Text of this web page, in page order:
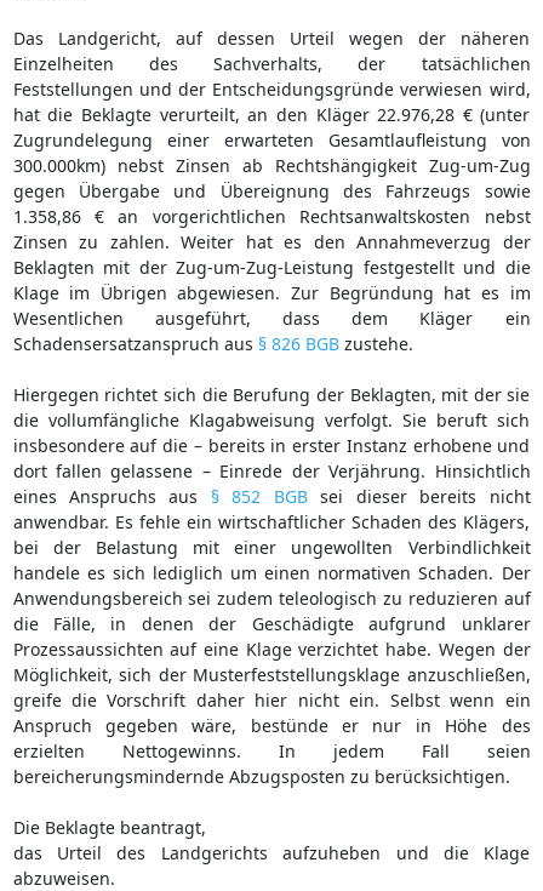
Das Landgericht, auf dessen Urteil wegen der näheren
Einzelheiten des Sachverhalts, der tatsächlichen
Feststellungen und der Entscheidungsgründe verwiesen wird,
hat die Beklagte verurteilt, an den Kläger 22.976,28 € (unter
Zugrundelegung einer erwarteten Gesamtlaufleistung von
300.000km) nebst Zinsen ab Rechtshängigkeit Zug-um-Zug
gegen Übergabe und Übereignung des Fahrzeugs sowie
1.358,86 € an vorgerichtlichen Rechtsanwaltskosten nebst
Zinsen zu zahlen. Weiter hat es den Annahmeverzug der
Beklagten mit der Zug-um-Zug-Leistung festgestellt und die
Klage im Übrigen abgewiesen. Zur Begründung hat es im
Wesentlichen ausgeführt, dass dem Kläger ein
Schadensersatzanspruch aus § 826 BGBzustehe.
Hiergegen richtet sich die Berufung der Beklagten, mit der sie
die vollumfängliche Klagabweisung verfolgt. Sie beruft sich
insbesondere auf die – bereits in erster Instanz erhobene und
dort fallen gelassene – Einrede der Verjährung. Hinsichtlich
eines Anspruchs aus § 852 BGBsei dieser bereits nicht
anwendbar. Es fehle ein wirtschaftlicher Schaden des Klägers,
bei der Belastung mit einer ungewollten Verbindlichkeit
handele es sich lediglich um einen normativen Schaden. Der
Anwendungsbereich sei zudem teleologisch zu reduzieren auf
die Fälle, in denen der Geschädigte aufgrund unklarer
Prozessaussichten auf eine Klage verzichtet habe. Wegen der
Möglichkeit, sich der Musterfeststellungsklage anzuschließen,
greife die Vorschrift daher hier nicht ein. Selbst wenn ein
Anspruch gegeben wäre, bestünde er nur in Höhe des
erzielten Nettogewinns. In jedem Fall seien
bereicherungsmindernde Abzugsposten zu berücksichtigen.
Die Beklagte beantragt,
das Urteil des Landgerichts aufzuheben und die Klage
abzuweisen.